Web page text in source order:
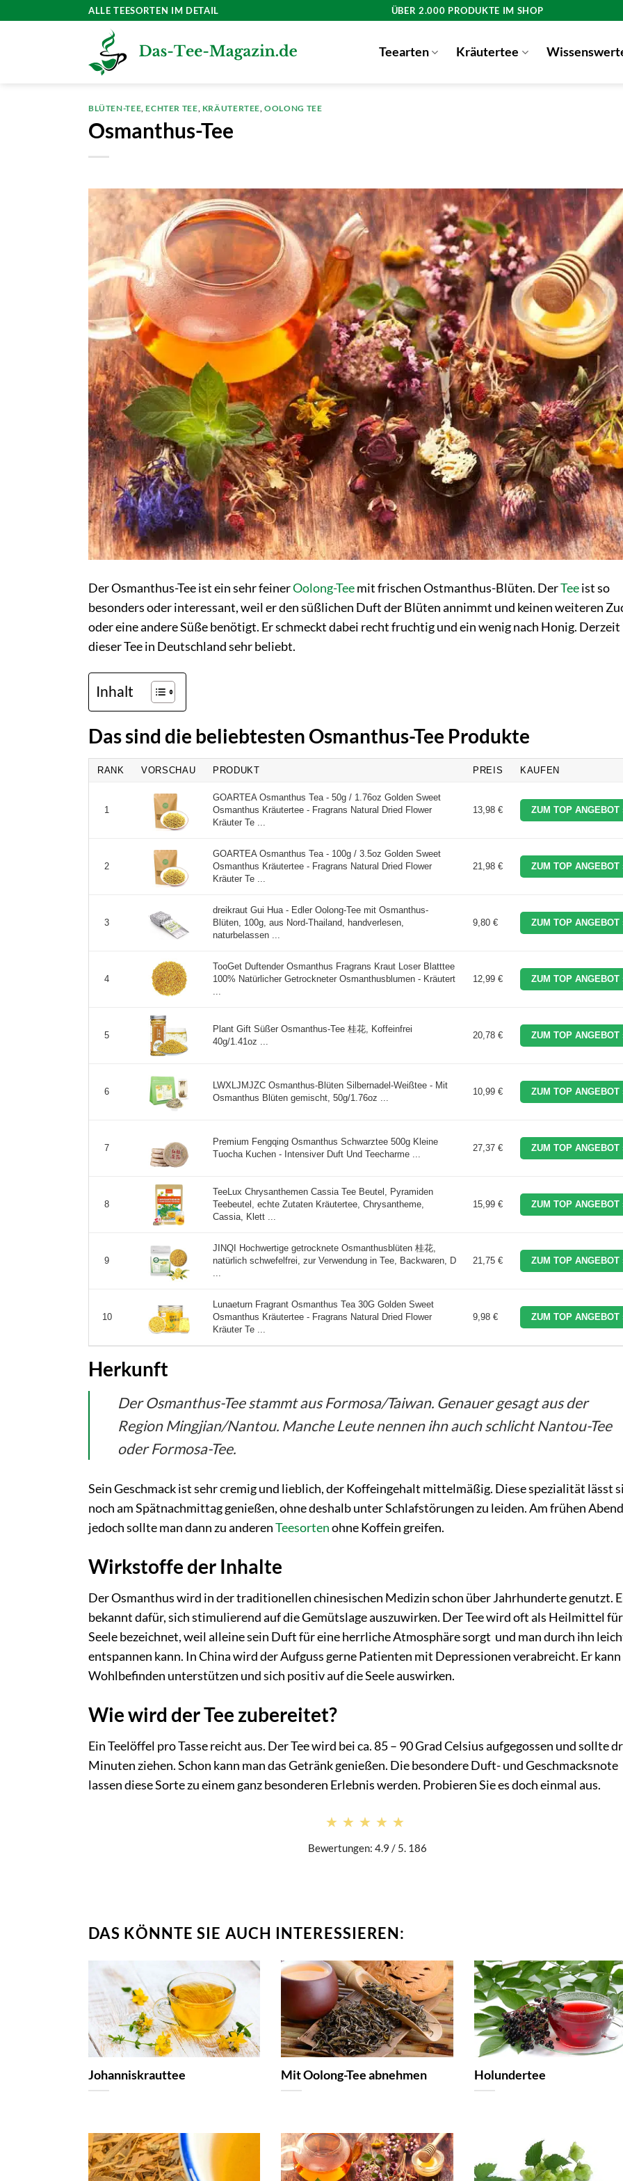
ALLE TEESORTEN IM DETAIL ÜBER 2.000 PRODUKTE IM SHOP
Teearten Kräutertee
BLÜTEN-TEE,ECHTER TEE, KRÄUTERTEE,OOLONG TEE
Osmanthus-Tee
Der Osmanthus-Tee ist ein sehr feinerOolong-Teemit frischen Ostmanthus-Blüten. DerTeeist so
besonders oder interessant, weil er den süßlichen Duft der Blüten annimmt und keinen weiteren
oder eine andere Süße benötigt. Er schmeckt dabei recht fruchtig und ein wenig nach Honig. Derzeit
dieser Tee in Deutschland sehr beliebt.
Inhalt
Das sind die beliebtesten Osmanthus-Tee Produkte
RANK VORSCHAU PRODUKT PREIS KAUFEN
1
GOARTEA Osmanthus Tea - 50g / 1.76oz Golden Sweet
Osmanthus Kräutertee - Fragrans Natural Dried Flower
Kräuter Te ...
13,98 € ZUM TOP ANGEBOT
2
GOARTEA Osmanthus Tea - 100g / 3.5oz Golden Sweet
Osmanthus Kräutertee - Fragrans Natural Dried Flower
Kräuter Te ...
21,98 € ZUM TOP ANGEBOT
3
dreikraut Gui Hua - Edler Oolong-Tee mit Osmanthus-
Blüten, 100g, aus Nord-Thailand, handverlesen,
naturbelassen ...
9,80 € ZUM TOP ANGEBOT
4
TooGet Duftender Osmanthus Fragrans Kraut Loser Blatttee
100% Natürlicher Getrockneter Osmanthusblumen - Kräutert
...
12,99 € ZUM TOP ANGEBOT
5
Plant Gift Süßer Osmanthus-Tee 桂花, Koffeinfrei
40g/1.41oz ...
20,78 € ZUM TOP ANGEBOT
6
LWXLJMJZC Osmanthus-Blüten Silbernadel-Weißtee - Mit
Osmanthus Blüten gemischt, 50g/1.76oz ...
10,99 € ZUM TOP ANGEBOT
7
Premium Fengqing Osmanthus Schwarztee 500g Kleine
Tuocha Kuchen - Intensiver Duft Und Teecharme ...
27,37 € ZUM TOP ANGEBOT
8
TeeLux Chrysanthemen Cassia Tee Beutel, Pyramiden
Teebeutel, echte Zutaten Kräutertee, Chrysantheme,
Cassia, Klett ...
15,99 € ZUM TOP ANGEBOT
9
JINQI Hochwertige getrocknete Osmanthusblüten 桂花,
natürlich schwefelfrei, zur Verwendung in Tee, Backwaren, D
...
21,75 € ZUM TOP ANGEBOT
10
Lunaeturn Fragrant Osmanthus Tea 30G Golden Sweet
Osmanthus Kräutertee - Fragrans Natural Dried Flower
Kräuter Te ...
9,98 € ZUM TOP ANGEBOT
Herkunft
Der Osmanthus-Tee stammt aus Formosa/Taiwan. Genauer gesagt aus der
Region Mingjian/Nantou. Manche Leute nennen ihn auch schlicht Nantou-Tee
oder Formosa-Tee.
Sein Geschmack ist sehr cremig und lieblich, der Koffeingehalt mittelmäßig. Diese spezialität lässt
noch am Spätnachmittag genießen, ohne deshalb unter Schlafstörungen zu leiden. Am frühen Abend
jedoch sollte man dann zu anderenTeesortenohne Koffein greifen.
Wirkstoffe der Inhalte
Der Osmanthus wird in der traditionellen chinesischen Medizin schon über Jahrhunderte genutzt.
bekannt dafür, sich stimulierend auf die Gemütslage auszuwirken. Der Tee wird oft als Heilmittel
Seele bezeichnet, weil alleine sein Duft für eine herrliche Atmosphäre sorgt und man durch ihn
entspannen kann. In China wird der Aufguss gerne Patienten mit Depressionen verabreicht. Er kann
Wohlbefinden unterstützen und sich positiv auf die Seele auswirken.
Wie wird der Tee zubereitet?
Ein Teelöffel pro Tasse reicht aus. Der Tee wird bei ca. 85 – 90 Grad Celsius aufgegossen und sollte
Minuten ziehen. Schon kann man das Getränk genießen. Die besondere Duft- und Geschmacksnote
lassen diese Sorte zu einem ganz besonderen Erlebnis werden. Probieren Sie es doch einmal aus.
★★★★★
★★★★★
Bewertungen: 4.9 / 5. 186
DAS KÖNNTE SIE AUCH INTERESSIEREN:
Johanniskrauttee Mit Oolong-Tee abnehmen Holundertee